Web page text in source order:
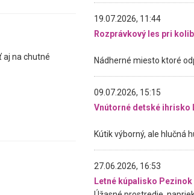
aj na chutné
19.07.2026, 11:44
Rozprávkový les pri
09.07.2026, 15:15
27.06.2026, 16:53
Letné kúpalisko Pezinok